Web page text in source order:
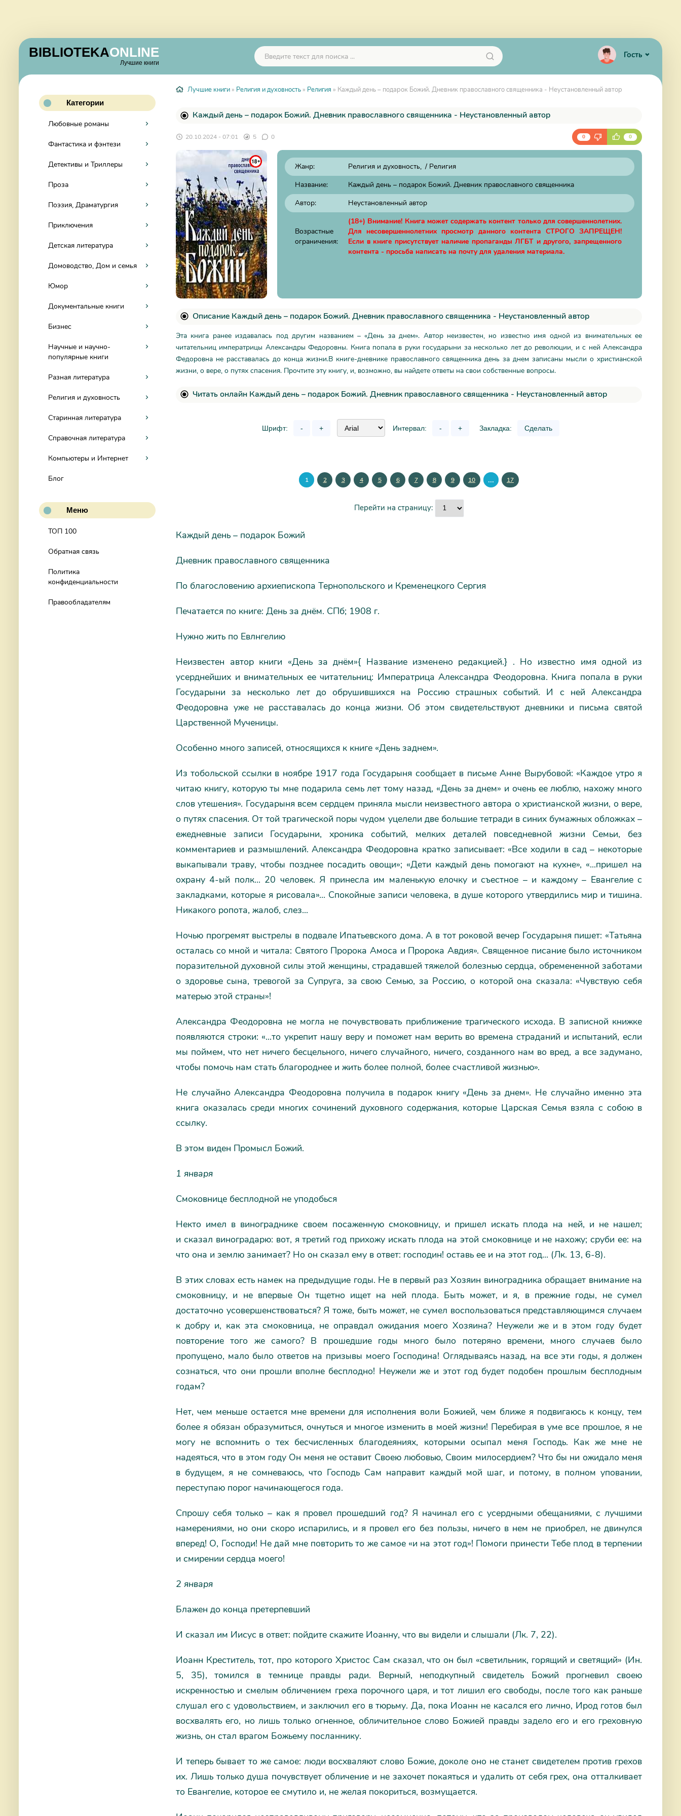
BIBLIOTEKAONLINE
Лучшие книги
Гость
Категории
Любовные романы
Фантастика и фэнтези
Детективы и Триллеры
Проза
Поэзия, Драматургия
Приключения
Детская литература
Домоводство, Дом и семья
Юмор
Документальные книги
Бизнес
Научные и научно-
популярные книги
Разная литература
Религия и духовность
Старинная литература
Справочная литература
Компьютеры и Интернет
Блог
Меню
ТОП 100
Обратная связь
Политика
конфиденциальности
Правообладателям
Лучшие книги » Религия и духовность » Религия » Каждый день – подарок Божий. Дневник православного священника - Неустановленный автор
Каждый день – подарок Божий. Дневник православного священника - Неустановленный автор
20.10.2024 - 07:01 5 0 0 0
Жанр: Религия и духовность / Религия
Название:
Каждый день – подарок Божий. Дневник православного священника
Автор:
Неустановленный автор
Возрастные
ограничения:
(18+) Внимание! Книга может содержать контент только для совершеннолетних.
Для несовершеннолетних просмотр данного контента СТРОГО ЗАПРЕЩЕН!
Если в книге присутствует наличие пропаганды ЛГБТ и другого, запрещенного
контента - просьба написать на почту для удаления материала.
Описание Каждый день – подарок Божий. Дневник православного священника - Неустановленный автор
Эта книга ранее издавалась под другим названием – «День за днем». Автор неизвестен, но известно имя одной из внимательных ее
читательниц императрицы Александры Федоровны. Книга попала в руки государыни за несколько лет до революции, и с ней Александра
Федоровна не расставалась до конца жизни.В книге-дневнике православного священника день за днем записаны мысли о христианской
жизни, о вере, о путях спасения. Прочтите эту книгу, и, возможно, вы найдете ответы на свои собственные вопросы.
Читать онлайн Каждый день – подарок Божий. Дневник православного священника - Неустановленный автор
Шрифт: - + Интервал: - + Закладка: Сделать
1 2 3 4 5 6 7 8 9 10 ... 17
Перейти на страницу:
Каждый день – подарок Божий
Дневник православного священника
По благословению архиепископа Тернопольского и Кременецкого Сергия
Печатается по книге: День за днём. СПб; 1908 г.
Нужно жить по Евлнгелию
Неизвестен автор книги «День за днём»{ Название изменено редакцией.} . Но известно имя одной из
усерднейших и внимательных ее читательниц: Императрица Александра Феодоровна. Книга попала в руки
Государыни за несколько лет до обрушившихся на Россию страшных событий. И с ней Александра
Феодоровна уже не расставалась до конца жизни. Об этом свидетельствуют дневники и письма святой
Царственной Мученицы.
Особенно много записей, относящихся к книге «День заднем».
Из тобольской ссылки в ноябре 1917 года Государыня сообщает в письме Анне Вырубовой: «Каждое утро я
читаю книгу, которую ты мне подарила семь лет тому назад, «День за днем» и очень ее люблю, нахожу много
слов утешения». Государыня всем сердцем приняла мысли неизвестного автора о христианской жизни, о вере,
о путях спасения. От той трагической поры чудом уцелели две большие тетради в синих бумажных обложках –
ежедневные записи Государыни, хроника событий, мелких деталей повседневной жизни Семьи, без
комментариев и размышлений. Александра Феодоровна кратко записывает: «Все ходили в сад – некоторые
выкапывали траву, чтобы позднее посадить овощи»; «Дети каждый день помогают на кухне», «...пришел на
охрану 4-ый полк... 20 человек. Я принесла им маленькую елочку и съестное – и каждому – Евангелие с
закладками, которые я рисовала»... Спокойные записи человека, в душе которого утвердились мир и тишина.
Никакого ропота, жалоб, слез...
Ночью прогремят выстрелы в подвале Ипатьевского дома. А в тот роковой вечер Государыня пишет: «Татьяна
осталась со мной и читала: Святого Пророка Амоса и Пророка Авдия». Священное писание было источником
поразительной духовной силы этой женщины, страдавшей тяжелой болезнью сердца, обремененной заботами
о здоровье сына, тревогой за Супруга, за свою Семью, за Россию, о которой она сказала: «Чувствую себя
матерью этой страны»!
Александра Феодоровна не могла не почувствовать приближение трагического исхода. В записной книжке
появляются строки: «...то укрепит нашу веру и поможет нам верить во времена страданий и испытаний, если
мы поймем, что нет ничего бесцельного, ничего случайного, ничего, созданного нам во вред, а все задумано,
чтобы помочь нам стать благороднее и жить более полной, более счастливой жизнью».
Не случайно Александра Феодоровна получила в подарок книгу «День за днем». Не случайно именно эта
книга оказалась среди многих сочинений духовного содержания, которые Царская Семья взяла с собою в
ссылку.
В этом виден Промысл Божий.
1 января
Смоковнице бесплодной не уподобься
Некто имел в винограднике своем посаженную смоковницу, и пришел искать плода на ней, и не нашел;
и сказал виноградарю: вот, я третий год прихожу искать плода на этой смоковнице и не нахожу; сруби ее: на
что она и землю занимает? Но он сказал ему в ответ: господин! оставь ее и на этот год... (Лк. 13, 6-8).
В этих словах есть намек на предыдущие годы. Не в первый раз Хозяин виноградника обращает внимание на
смоковницу, и не впервые Он тщетно ищет на ней плода. Быть может, и я, в прежние годы, не сумел
достаточно усовершенствоваться? Я тоже, быть может, не сумел воспользоваться представляющимся случаем
к добру и, как эта смоковница, не оправдал ожидания моего Хозяина? Неужели же и в этом году будет
повторение того же самого? В прошедшие годы много было потеряно времени, много случаев было
пропущено, мало было ответов на призывы моего Господина! Оглядываясь назад, на все эти годы, я должен
сознаться, что они прошли вполне бесплодно! Неужели же и этот год будет подобен прошлым бесплодным
годам?
Нет, чем меньше остается мне времени для исполнения воли Божией, чем ближе я подвигаюсь к концу, тем
более я обязан образумиться, очнуться и многое изменить в моей жизни! Перебирая в уме все прошлое, я не
могу не вспомнить о тех бесчисленных благодеяниях, которыми осыпал меня Господь. Как же мне не
надеяться, что в этом году Он меня не оставит Своею любовью, Своим милосердием? Что бы ни ожидало меня
в будущем, я не сомневаюсь, что Господь Сам направит каждый мой шаг, и потому, в полном уповании,
переступаю порог начинающегося года.
Спрошу себя только – как я провел прошедший год? Я начинал его с усердными обещаниями, с лучшими
намерениями, но они скоро испарились, и я провел его без пользы, ничего в нем не приобрел, не двинулся
вперед! О, Господи! Не дай мне повторить то же самое «и на этот год»! Помоги принести Тебе плод в терпении
и смирении сердца моего!
2 января
Блажен до конца претерпевший
И сказал им Иисус в ответ: пойдите скажите Иоанну, что вы видели и слышали (Лк. 7, 22).
Иоанн Креститель, тот, про которого Христос Сам сказал, что он был «светильник, горящий и светящий» (Ин.
5, 35), томился в темнице правды ради. Верный, неподкупный свидетель Божий прогневил своею
искренностью и смелым обличением греха порочного царя, и тот лишил его свободы, после того как раньше
слушал его с удовольствием, и заключил его в тюрьму. Да, пока Иоанн не касался его лично, Ирод готов был
восхвалять его, но лишь только огненное, обличительное слово Божией правды задело его и его греховную
жизнь, он стал врагом Божьему посланнику.
И теперь бывает то же самое: люди восхваляют слово Божие, доколе оно не станет свидетелем против грехов
их. Лишь только душа почувствует обличение и не захочет покаяться и удалить от себя грех, она отталкивает
то Евангелие, которое ее смутило и, не желая покориться, возмущается.